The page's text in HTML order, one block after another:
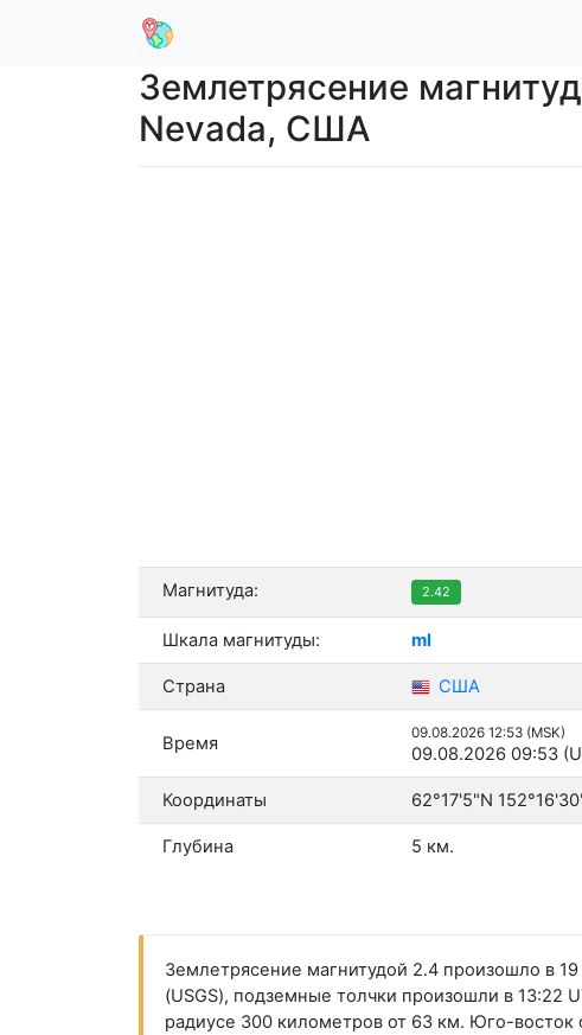
Землетрясение
Nevada, США
Магнитуда: 2.42
Шкала магнитуды: ml
Страна США
Время 09.08.2026 12:53 (MSK)
09.08.2026 09:53
Координаты 62°17'5"N
Глубина 5 км.
Землетрясение магнитудой 2.4 произошло в
(USGS), подземные толчки произошли в 13:22
радиусе 300 километров от 63 км. Юго-